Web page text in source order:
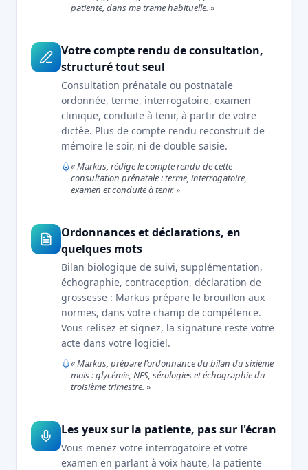
patiente, dans ma trame habituelle. »
Votre compte rendu de consultation,
structuré tout seul
Consultation prénatale ou postnatale
ordonnée, terme, interrogatoire, examen
clinique, conduite à tenir, à partir de votre
dictée. Plus de compte rendu reconstruit de
mémoire le soir, ni de double saisie.
« Markus, rédige le compte rendu de cette
consultation prénatale : terme, interrogatoire,
examen et conduite à tenir. »
Ordonnances et déclarations, en
quelques mots
Bilan biologique de suivi, supplémentation,
échographie, contraception, déclaration de
grossesse : Markus prépare le brouillon aux
normes, dans votre champ de compétence.
Vous relisez et signez, la signature reste votre
acte dans votre logiciel.
« Markus, prépare l'ordonnance du bilan du sixième
mois : glycémie, NFS, sérologies et échographie du
troisième trimestre. »
Les yeux sur la patiente, pas sur l'écran
Vous menez votre interrogatoire et votre
examen en parlant à voix haute, la patiente